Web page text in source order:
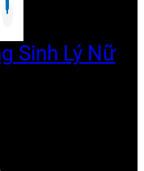
Sinh Lý Nữ